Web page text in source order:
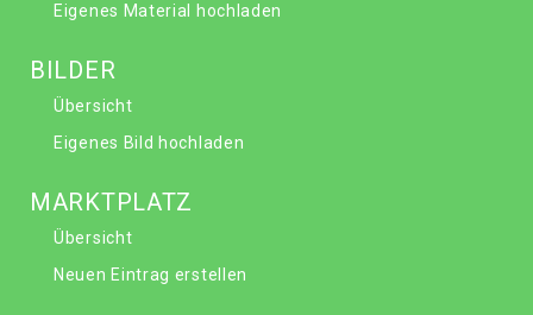
Eigenes Material hochladen
BILDER
Übersicht
Eigenes Bild hochladen
MARKTPLATZ
Übersicht
Neuen Eintrag erstellen